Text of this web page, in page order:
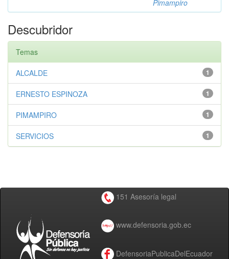
Pimampiro
Descubridor
Temas
1
ALCALDE
1
ERNESTO ESPINOZA
1
PIMAMPIRO
1
SERVICIOS
151 Asesoría legal
www.defensoria.gob.ec
DefensoriaPublicaDelEcuador